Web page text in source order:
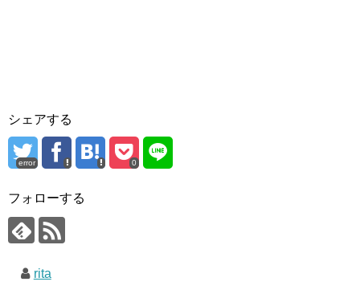
シェアする
error 0
フォローする
rita